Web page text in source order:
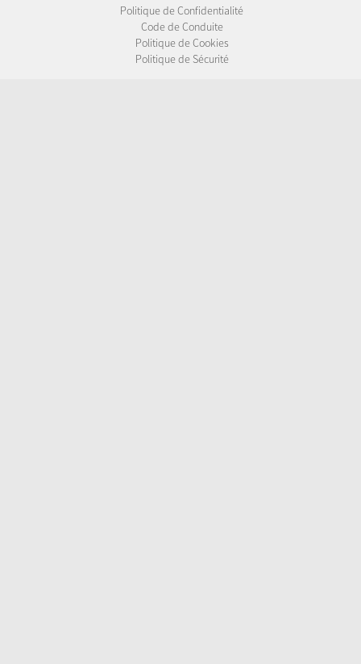
Politique de Confidentialité
Code de Conduite
Politique de Cookies
Politique de Sécurité